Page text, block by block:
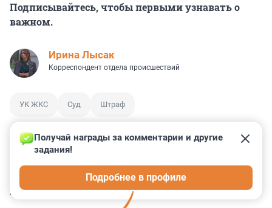
Подписывайтесь, чтобы первыми узнавать о
важном.
Ирина Лысак
Корреспондент отдела происшествий
УК ЖКС Суд Штраф
КОММЕНТАРИИ 1
Получай награды за комментарии и другие
задания!
Подробнее в профиле